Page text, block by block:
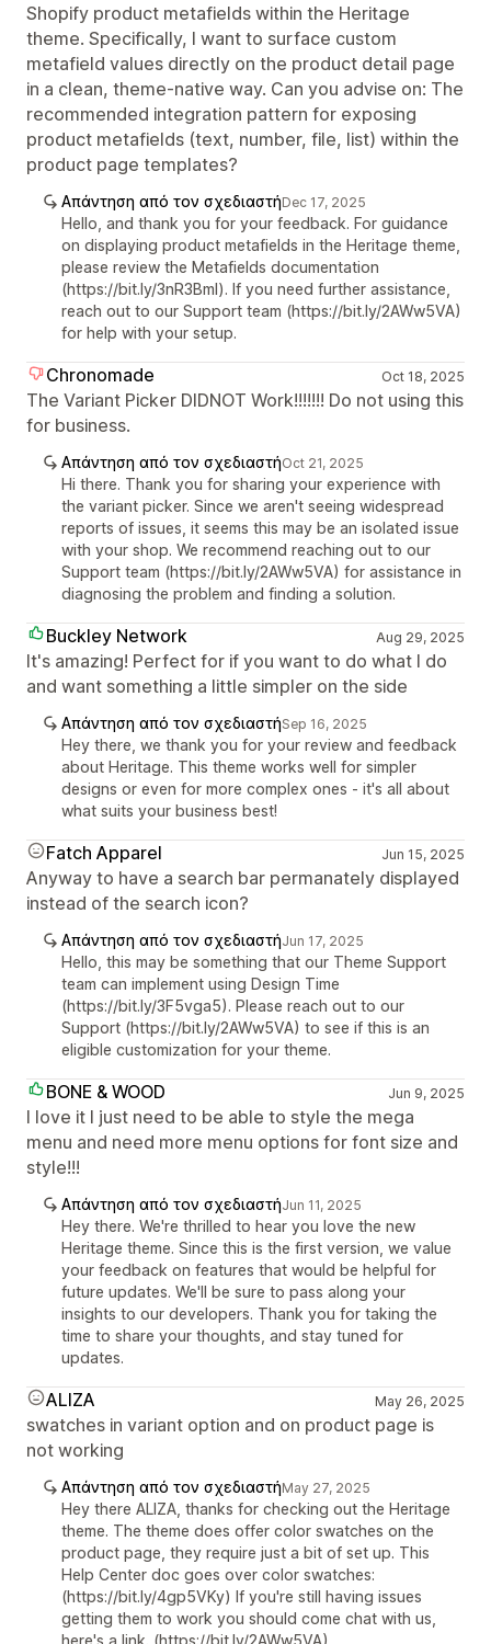
Shopify product metafields within the Heritage
theme. Specifically, I want to surface custom
metafield values directly on the product detail page
in a clean, theme-native way. Can you advise on: The
recommended integration pattern for exposing
product metafields (text, number, file, list) within the
product page templates?
Απάντηση από τον σχεδιαστήDec 17, 2025
Hello, and thank you for your feedback. For guidance
on displaying product metafields in the Heritage theme,
please review the Metafields documentation
(https://bit.ly/3nR3Bml). If you need further assistance,
reach out to our Support team (https://bit.ly/2AWw5VA)
for help with your setup.
Chronomade Oct 18, 2025
The Variant Picker DIDNOT Work!!!!!!! Do not using this
for business.
Απάντηση από τον σχεδιαστήOct 21, 2025
Hi there. Thank you for sharing your experience with
the variant picker. Since we aren't seeing widespread
reports of issues, it seems this may be an isolated issue
with your shop. We recommend reaching out to our
Support team (https://bit.ly/2AWw5VA) for assistance in
diagnosing the problem and finding a solution.
Buckley Network Aug 29, 2025
It's amazing! Perfect for if you want to do what I do
and want something a little simpler on the side
Απάντηση από τον σχεδιαστήSep 16, 2025
Hey there, we thank you for your review and feedback
about Heritage. This theme works well for simpler
designs or even for more complex ones - it's all about
what suits your business best!
Fatch Apparel Jun 15, 2025
Anyway to have a search bar permanately displayed
instead of the search icon?
Απάντηση από τον σχεδιαστήJun 17, 2025
Hello, this may be something that our Theme Support
team can implement using Design Time
(https://bit.ly/3F5vga5). Please reach out to our
Support (https://bit.ly/2AWw5VA) to see if this is an
eligible customization for your theme.
BONE & WOOD Jun 9, 2025
I love it I just need to be able to style the mega
menu and need more menu options for font size and
style!!!
Απάντηση από τον σχεδιαστήJun 11, 2025
Hey there. We're thrilled to hear you love the new
Heritage theme. Since this is the first version, we value
your feedback on features that would be helpful for
future updates. We'll be sure to pass along your
insights to our developers. Thank you for taking the
time to share your thoughts, and stay tuned for
updates.
ALIZA May 26, 2025
swatches in variant option and on product page is
not working
Απάντηση από τον σχεδιαστήMay 27, 2025
Hey there ALIZA, thanks for checking out the Heritage
theme. The theme does offer color swatches on the
product page, they require just a bit of set up. This
Help Center doc goes over color swatches:
(https://bit.ly/4gp5VKy) If you're still having issues
getting them to work you should come chat with us,
here's a link. (https://bit.ly/2AWw5VA)